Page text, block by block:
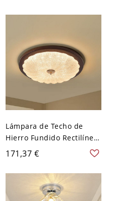
Salón, Estilo LED Simple,
110V-120V, Tercera
Regulable), Redonda, 16"
Lámpara de Techo de
Hierro Fundido Rectilínea
1 Luz Pantalla Acrílica
para Dormitorio LED
Empotrada, 110V-120V,
12", Tres Niveles (Luz
Cálida/Blanca/Neutra
171,37 €